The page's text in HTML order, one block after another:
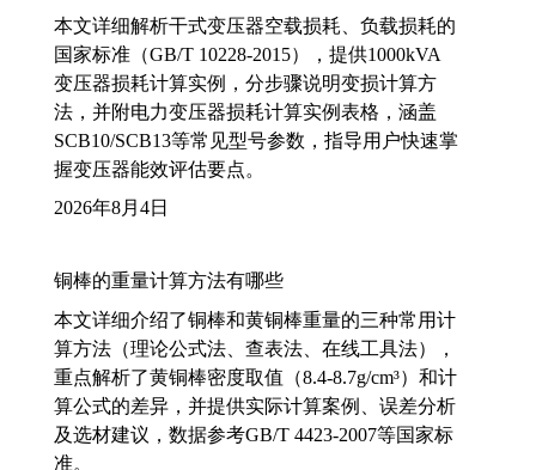
本文详细解析干式变压器空载损耗、负载损耗的
国家标准（GB/T 10228-2015），提供1000kVA
变压器损耗计算实例，分步骤说明变损计算方
法，并附电力变压器损耗计算实例表格，涵盖
SCB10/SCB13等常见型号参数，指导用户快速掌
握变压器能效评估要点。
2026年8月4日
铜棒的重量计算方法有哪些
本文详细介绍了铜棒和黄铜棒重量的三种常用计
算方法（理论公式法、查表法、在线工具法），
重点解析了黄铜棒密度取值（8.4-8.7g/cm³）和计
算公式的差异，并提供实际计算案例、误差分析
及选材建议，数据参考GB/T 4423-2007等国家标
准。